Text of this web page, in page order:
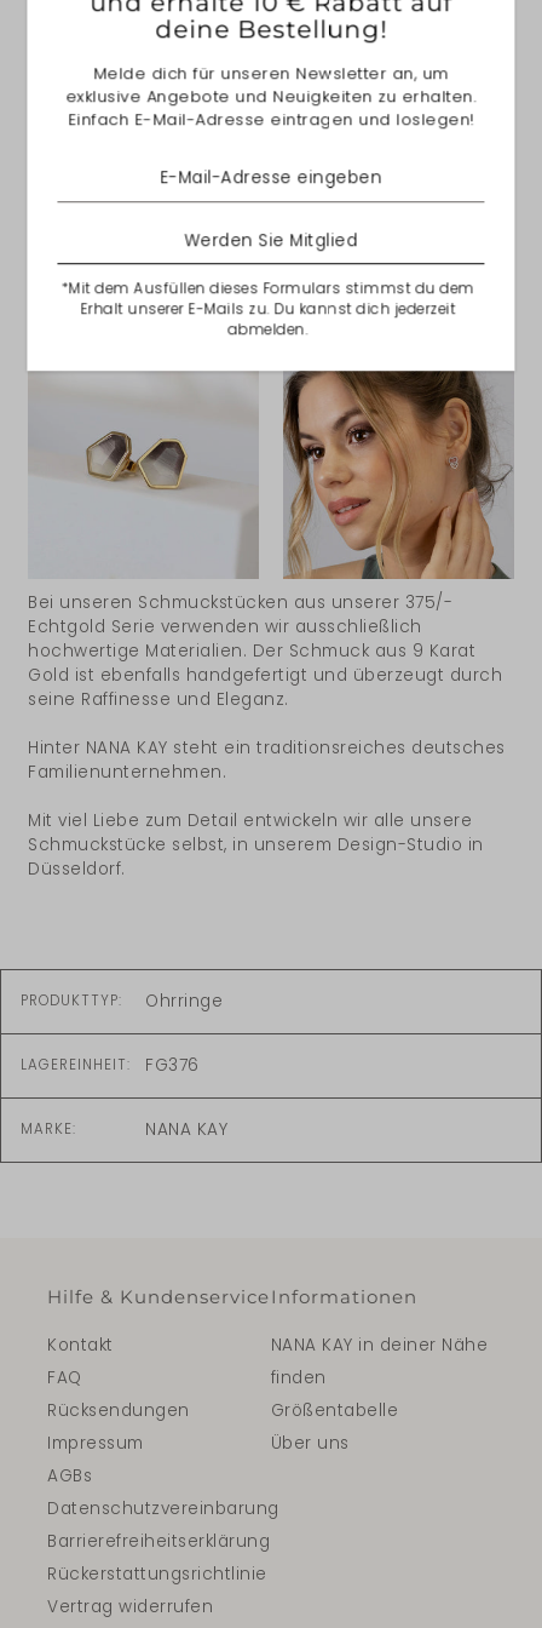
Über NANA KAY
Alle Artikel aus 925/- Sterlingsilber sind mit einer
hochwertigen, hellweißen Rhodiumschicht veredelt
Solltest du dich für eine Gelbgold- oder Roségoldene
Variante entscheiden, ist dein Schmuckstück mit einer
hochwertigen Plattierung aus Gold veredelt.
Bei unseren Schmuckstücken aus unserer 375/-
Echtgold Serie verwenden wir ausschließlich
hochwertige Materialien. Der Schmuck aus 9 Karat
Gold ist ebenfalls handgefertigt und überzeugt durch
seine Raffinesse und Eleganz.
Hinter NANA KAY steht ein traditionsreiches deutsches
Familienunternehmen.
Mit viel Liebe zum Detail entwickeln wir alle unsere
Schmuckstücke selbst, in unserem Design-Studio in
Düsseldorf.
PRODUKTTYP: Ohrringe
LAGEREINHEIT: FG376
MARKE: NANA KAY
Hilfe & Kundenservice
Kontakt
FAQ
Rücksendungen
Impressum
AGBs
Datenschutzvereinbarung
Barrierefreiheitserklärung
Rückerstattungsrichtlinie
Vertrag widerrufen
Informationen
NANA KAY in deiner Nähe
finden
Größentabelle
Über uns
deine Bestellung!
Melde dich für unseren Newsletter an, um
exklusive Angebote und Neuigkeiten zu erhalten.
Einfach E-Mail-Adresse eintragen und loslegen!
Werden Sie Mitglied
*Mit dem Ausfüllen dieses Formulars stimmst du dem
Erhalt unserer E-Mails zu. Du kannst dich jederzeit
abmelden.